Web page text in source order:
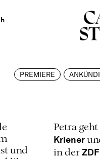
PREMIERE
und
Petra
Kriener
in der